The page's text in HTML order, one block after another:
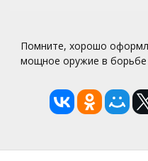
Помните, хорошо
мощное оружие в борьбе